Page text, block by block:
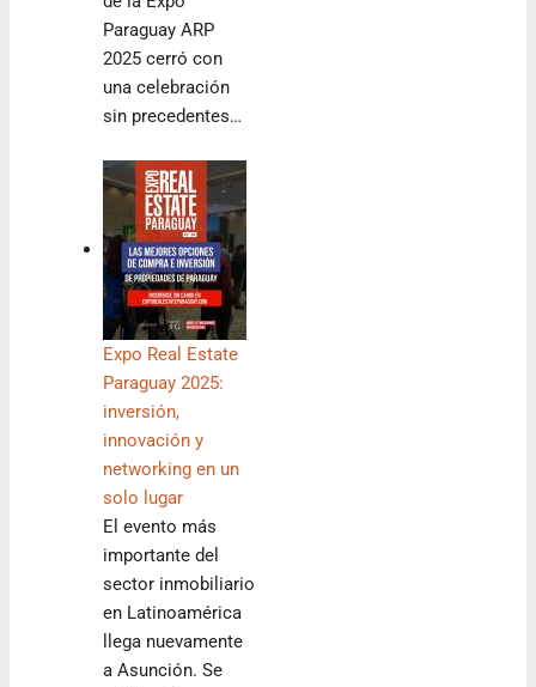
Paraguay ARP
2025 cerró con
una celebración
sin precedentes…
Expo Real Estate
Paraguay 2025:
inversión,
innovación y
networking en un
solo lugar
El evento más
importante del
sector inmobiliario
en Latinoamérica
llega nuevamente
a Asunción. Se